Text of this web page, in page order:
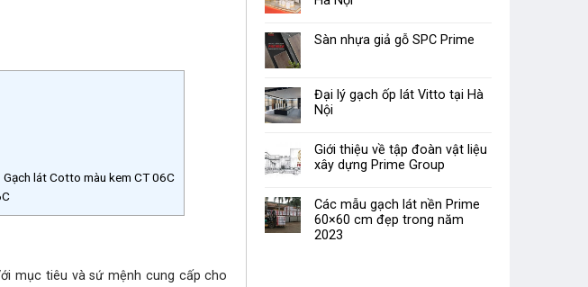
lát Cotto màu kem CT 06C
mục tiêu và sứ mệnh cung cấp cho
Sàn nhựa giả gỗ SPC Prime
Đại lý gạch ốp lát Vitto tại Hà
Nội
Giới thiệu về tập đoàn vật liệu
xây dựng Prime Group
Các mẫu gạch lát nền Prime
60×60 cm đẹp trong năm
2023